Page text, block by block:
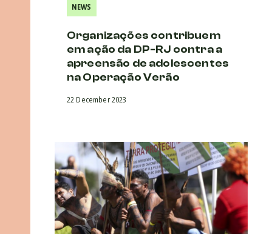
NEWS
Organizações contribuem
em ação da DP-RJ contra a
apreensão de adolescentes
na Operação Verão
22 December 2023